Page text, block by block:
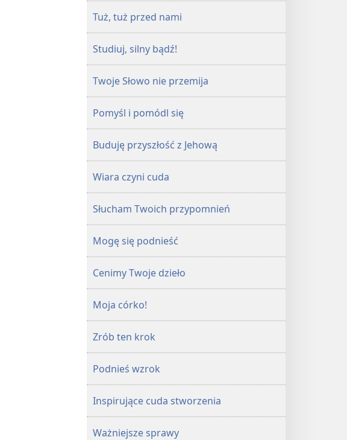
Tuż, tuż przed nami
Studiuj, silny bądź!
Twoje Słowo nie przemija
Pomyśl i pomódl się
Buduję przyszłość z Jehową
Wiara czyni cuda
Słucham Twoich przypomnień
Mogę się podnieść
Cenimy Twoje dzieło
Moja córko!
Zrób ten krok
Podnieś wzrok
Inspirujące cuda stworzenia
Ważniejsze sprawy